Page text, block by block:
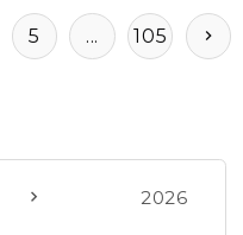
5 ... 105
2026